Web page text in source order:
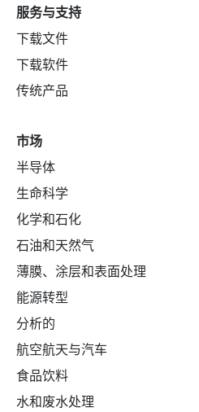
服务与支持
下载文件
下载软件
传统产品
市场
半导体
生命科学
化学和石化
石油和天然气
薄膜、涂层和表面处理
能源转型
分析的
航空航天与汽车
食品饮料
水和废水处理